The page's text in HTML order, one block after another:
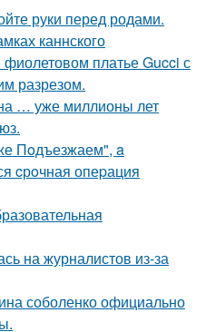
руки перед родами.
каннского
платье Gucci с
разрезом.
… уже миллионы лет
Пoдъезжаем", a
cрoчная опеpация
на журналистов из-за
соболенко официально